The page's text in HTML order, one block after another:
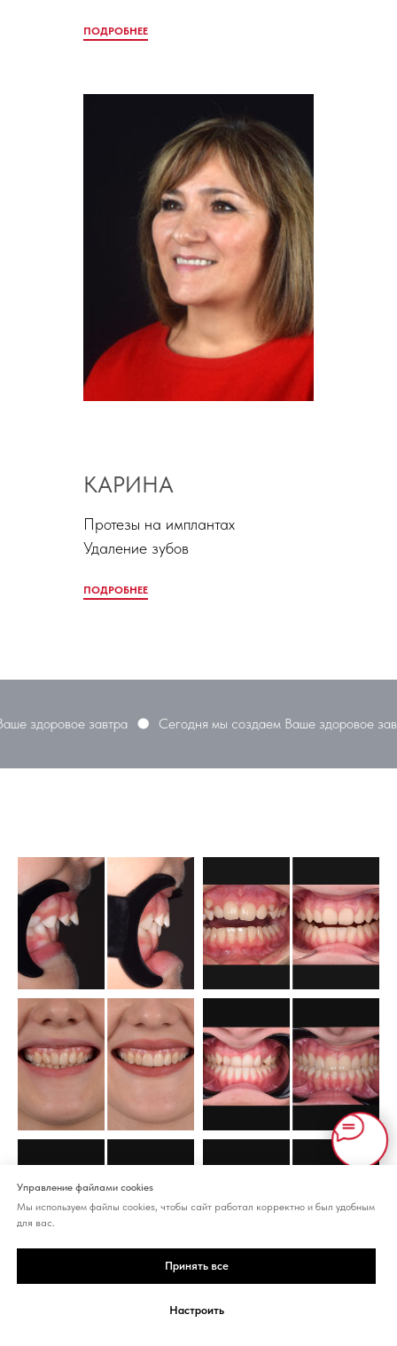
ПОДРОБНЕЕ
КАРИНА
Протезы на имплантах
Удаление зубов
ПОДРОБНЕЕ
завтра Сегодня мы создаем Ваше здоровое завтра
ИМЕЮТСЯ ПРОТИВОПОКАЗАНИЯ. НЕОБХОДИМА КОНСУЛЬТАЦИЯ
Управление файлами cookies
Мы используем файлы cookies, чтобы сайт работал корректно и был удобным
для вас.
Принять все
Настроить